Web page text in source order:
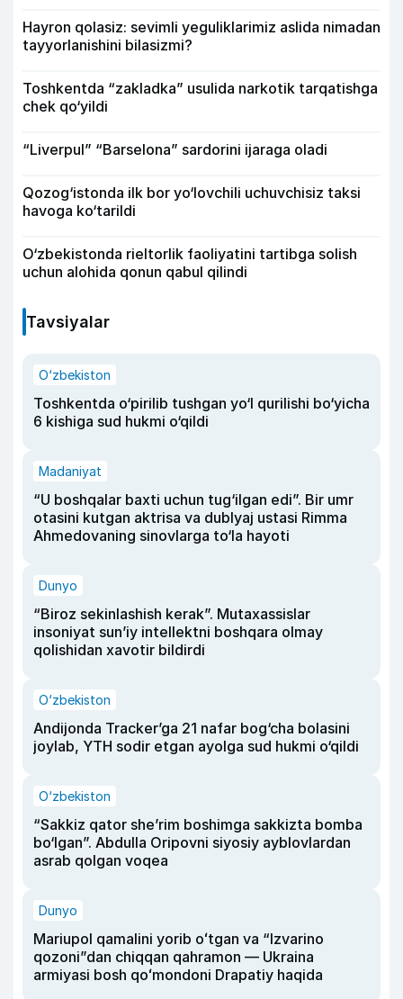
Hayron qolasiz: sevimli yeguliklarimiz aslida nimadan
tayyorlanishini bilasizmi?
Toshkentda “zakladka” usulida narkotik tarqatishga
chek qo‘yildi
“Liverpul” “Barselona” sardorini ijaraga oladi
Qozog‘istonda ilk bor yo‘lovchili uchuvchisiz taksi
havoga ko‘tarildi
O‘zbekistonda rieltorlik faoliyatini tartibga solish
uchun alohida qonun qabul qilindi
Tavsiyalar
O‘zbekiston
Toshkentda o‘pirilib tushgan yo‘l qurilishi bo‘yicha
6 kishiga sud hukmi o‘qildi
Madaniyat
“U boshqalar baxti uchun tug‘ilgan edi”. Bir umr
otasini kutgan aktrisa va dublyaj ustasi Rimma
Ahmedovaning sinovlarga to‘la hayoti
Dunyo
“Biroz sekinlashish kerak”. Mutaxassislar
insoniyat sun’iy intellektni boshqara olmay
qolishidan xavotir bildirdi
O‘zbekiston
Andijonda Tracker’ga 21 nafar bog‘cha bolasini
joylab, YTH sodir etgan ayolga sud hukmi o‘qildi
O‘zbekiston
“Sakkiz qator she’rim boshimga sakkizta bomba
bo‘lgan”. Abdulla Oripovni siyosiy ayblovlardan
asrab qolgan voqea
Dunyo
Mariupol qamalini yorib oʻtgan va “Izvarino
qozoni”dan chiqqan qahramon — Ukraina
armiyasi bosh qoʻmondoni Drapatiy haqida